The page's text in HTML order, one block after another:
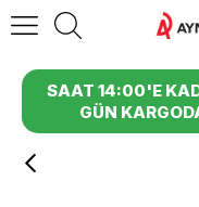
SAAT 14:00'E
GÜN